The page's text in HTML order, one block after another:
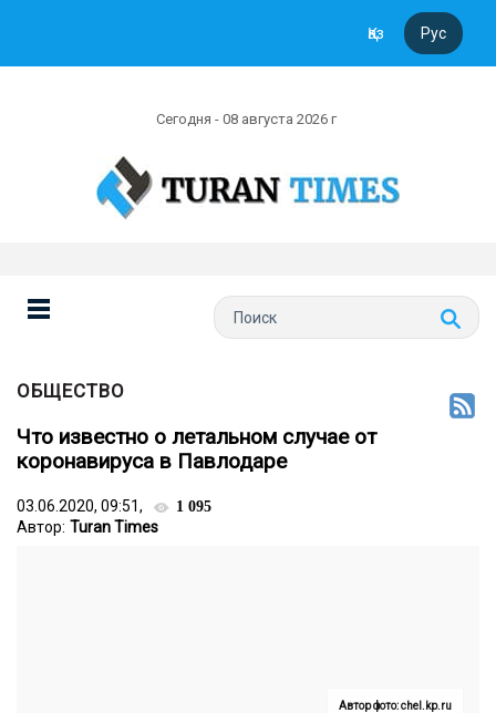
Қаз Рус
Сегодня - 08 августа 2026 г
ОБЩЕСТВО
Что известно о летальном случае от
коронавируса в Павлодаре
03.06.2020, 09:51, 1 095
Автор: Turan Times
Автор фото: chel.kp.ru